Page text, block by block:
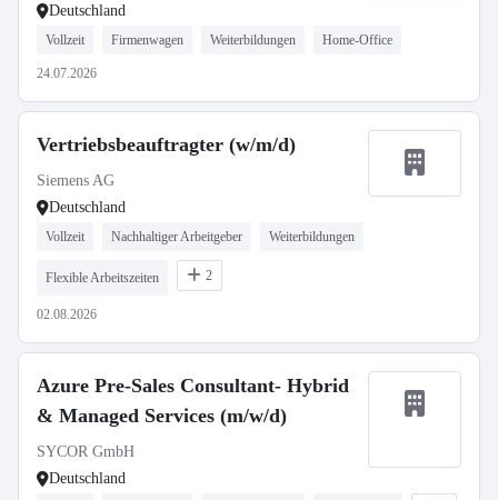
Deutschland
Vollzeit Firmenwagen Weiterbildungen Home-Office
24.07.2026
Vertriebsbeauftragter (w/m/d)
Siemens AG
Deutschland
Vollzeit Nachhaltiger Arbeitgeber Weiterbildungen
Flexible Arbeitszeiten 2
02.08.2026
Azure Pre-Sales Consultant- Hybrid
& Managed Services (m/w/d)
SYCOR GmbH
Deutschland